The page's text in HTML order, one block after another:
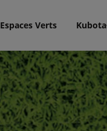
Espaces Verts